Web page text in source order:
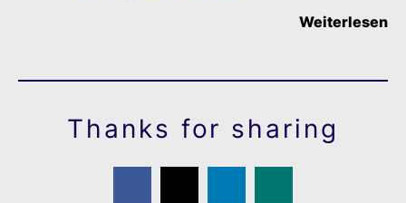
Weiterlesen
Thanks for sharing